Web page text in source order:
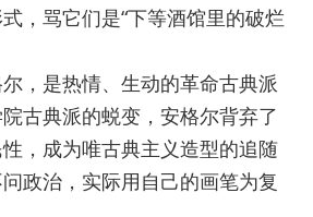
，骂它们是“下等酒馆里的破烂
是热情、生动的革命古典派
古典派的蜕变，安格尔背弃了
，成为唯古典主义造型的追随
政治，实际用自己的画笔为复